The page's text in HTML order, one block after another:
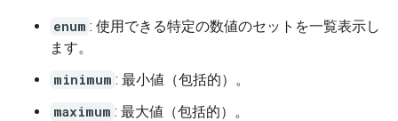
enum : 使用できる特定の数値のセットを一覧表示し
ます。
minimum : 最小値（包括的）。
maximum : 最大値（包括的）。